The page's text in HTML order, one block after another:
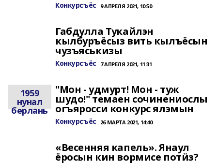
Конкурсъёс 9 АПРЕЛЯ 2021, 10:50
Габдулла Тукайлэн
кылбуръёсыз вить кылъёсын
чузъяськизы
Конкурсъёс 7 АПРЕЛЯ 2021, 11:31
1959
нунал
берлань
"Мон - удмурт! Мон - туж
шудо!" темаен сочинениослы
огъяросси конкурс ялэмын
Конкурсъёс 26 МАРТА 2021, 14:40
«Весенняя капель». Янаул
ёросын кин вормисе потӥз?